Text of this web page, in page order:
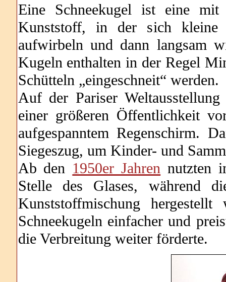
Eine Schneekugel ist eine
Kunststoff, in der sich kleine
aufwirbeln und dann langsam
Kugeln enthalten in der Regel
Schütteln „eingeschneit“ werden.
Auf der Pariser
einer größeren Öffentlichkeit
aufgespanntem Regenschirm.
Siegeszug, um Kinder- und
Ab den 1950er Jahren nutzten
Stelle des Glases, während
Kunststoffmischung
Schneekugeln einfacher und
die Verbreitung weiter förderte.